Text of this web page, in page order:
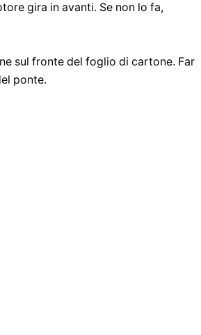
gira in avanti. Se non lo fa,
sul fronte del foglio di cartone. Far
ponte.